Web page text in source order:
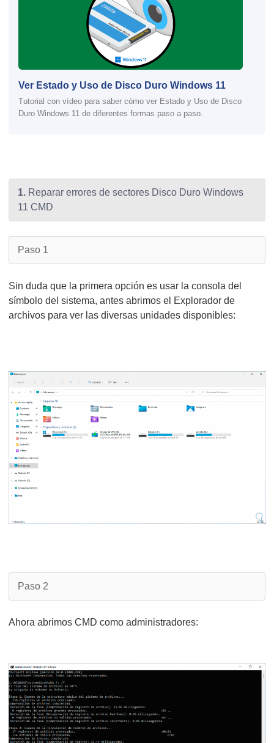
Ver Estado y Uso de Disco Duro Windows 11
Tutorial con vídeo para saber cómo ver Estado y Uso de Disco
Duro Windows 11 de diferentes formas paso a paso.
1. Reparar errores de sectores Disco Duro Windows
11 CMD
Paso 1
Sin duda que la primera opción es usar la consola del
símbolo del sistema, antes abrimos el Explorador de
archivos para ver las diversas unidades disponibles:
Paso 2
Ahora abrimos CMD como administradores: